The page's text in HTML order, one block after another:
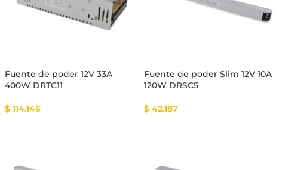
Fuente de poder 12V 33A
400W DRTC11
$ 114.146
Fuente de poder Slim 12V 10A
120W DRSC5
$42.187